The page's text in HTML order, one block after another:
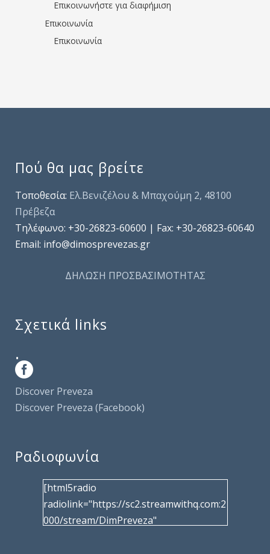
Επικοινωνήστε για διαφήμιση
Επικοινωνία
Επικοινωνία
Πού θα μας βρείτε
Τοποθεσία: Ελ.Βενιζέλου & Μπαχούμη 2, 48100
Πρέβεζα
Τηλέφωνo: +30-26823-60600 | Fax: +30-26823-60640
Email: info@dimosprevezas.gr
ΔΗΛΩΣΗ ΠΡΟΣΒΑΣΙΜΟΤΗΤΑΣ
Σχετικά links
.
Discover Preveza
Discover Preveza (Facebook)
Ραδιοφωνία
[html5radio
radiolink="https://sc2.streamwithq.com:2
000/stream/DimPreveza"